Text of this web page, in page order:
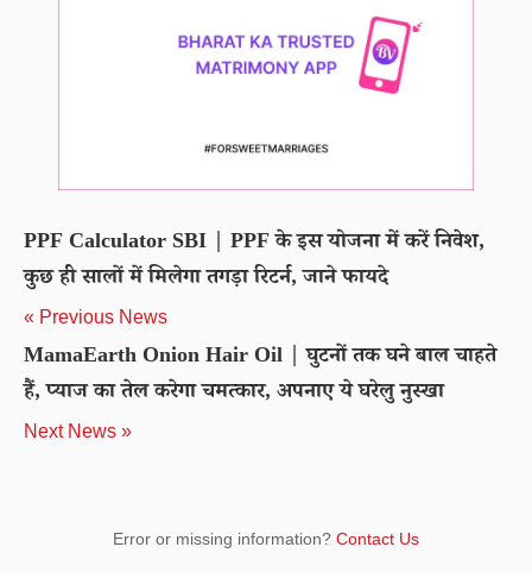
PPF Calculator SBI | PPF के इस योजना में करें निवेश,
कुछ ही सालों में मिलेगा तगड़ा रिटर्न, जाने फायदे
« Previous News
MamaEarth Onion Hair Oil | घुटनों तक घने बाल चाहते
हैं, प्याज का तेल करेगा चमत्कार, अपनाए ये घरेलु नुस्खा
Next News »
Error or missing information? Contact Us